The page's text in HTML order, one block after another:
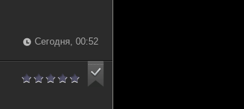
Сегодня, 00:52